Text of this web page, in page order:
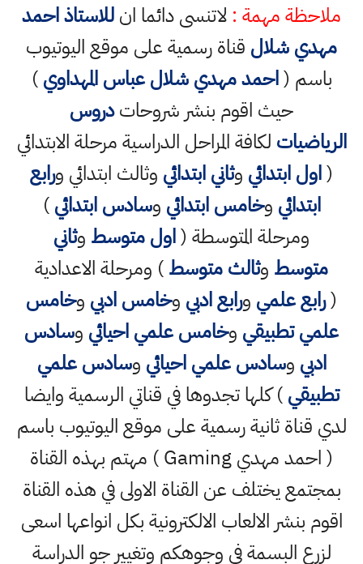
مهمة :لاتنسى دائما انللاستاذ احمد
شلالقناة رسمية على موقع اليوتيوب
احمد مهدي شلال عباس المهداوي)
حيث اقوم بنشر شروحاتدروس
لكافة المراحل الدراسية مرحلة الابتدائي
ابتدائيوثاني ابتدائيوثالث ابتدائي و رابع
خامس ابتدائيوسادس ابتدائي)
المتوسطة (اول متوسطوثاني
وثالث متوسط) ومرحلة الاعدادية
علميورابع ادبيوخامس ادبيوخامس
تطبيقيوخامس علمي احيائيوسادس
سادس علمي احيائيوسادس علمي
) كلها تجدوها في قناتي الرسمية وايضا
ثانية رسمية على موقع اليوتيوب باسم
( احمد مهدي Gaming ) مهتم بهذه القناة
يختلف عن القناة الاولى في هذه القناة
الالعاب الالكترونية بكل انواعها اسعى
البسمة في وجوهكم وتغيير جو الدراسة